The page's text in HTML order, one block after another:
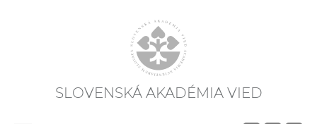
SLOVENSKÁ AKADÉMIA VIED